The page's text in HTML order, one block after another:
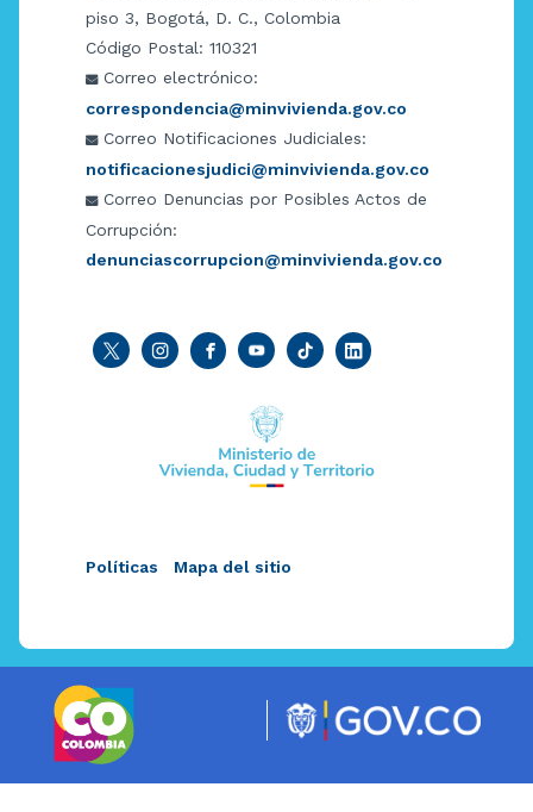
piso 3, Bogotá, D. C., Colombia
Código Postal: 110321
Correo electrónico:
correspondencia@minvivienda.gov.co
Correo Notificaciones Judiciales:
notificacionesjudici@minvivienda.gov.co
Correo Denuncias por Posibles Actos de
Corrupción:
denunciascorrupcion@minvivienda.gov.co
Políticas Mapa del sitio